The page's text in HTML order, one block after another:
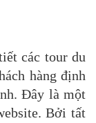
các tour du
hàng định
Đây là một
Bởi tất